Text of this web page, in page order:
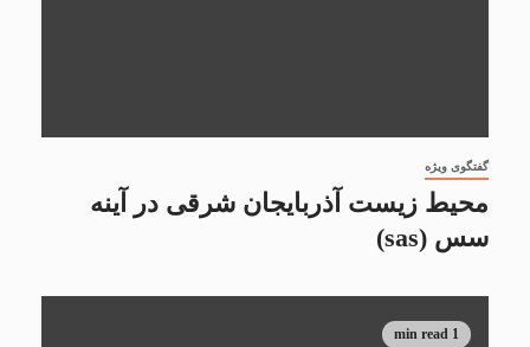
گفتگوی ویژه
محیط زیست آذربایجان شرقی در آینه
سس (sas)
1 min read